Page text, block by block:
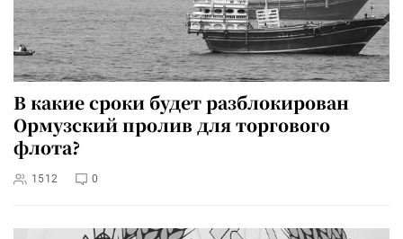
В какие сроки будет разблокирован
Ормузский пролив для торгового
флота?
1512 0